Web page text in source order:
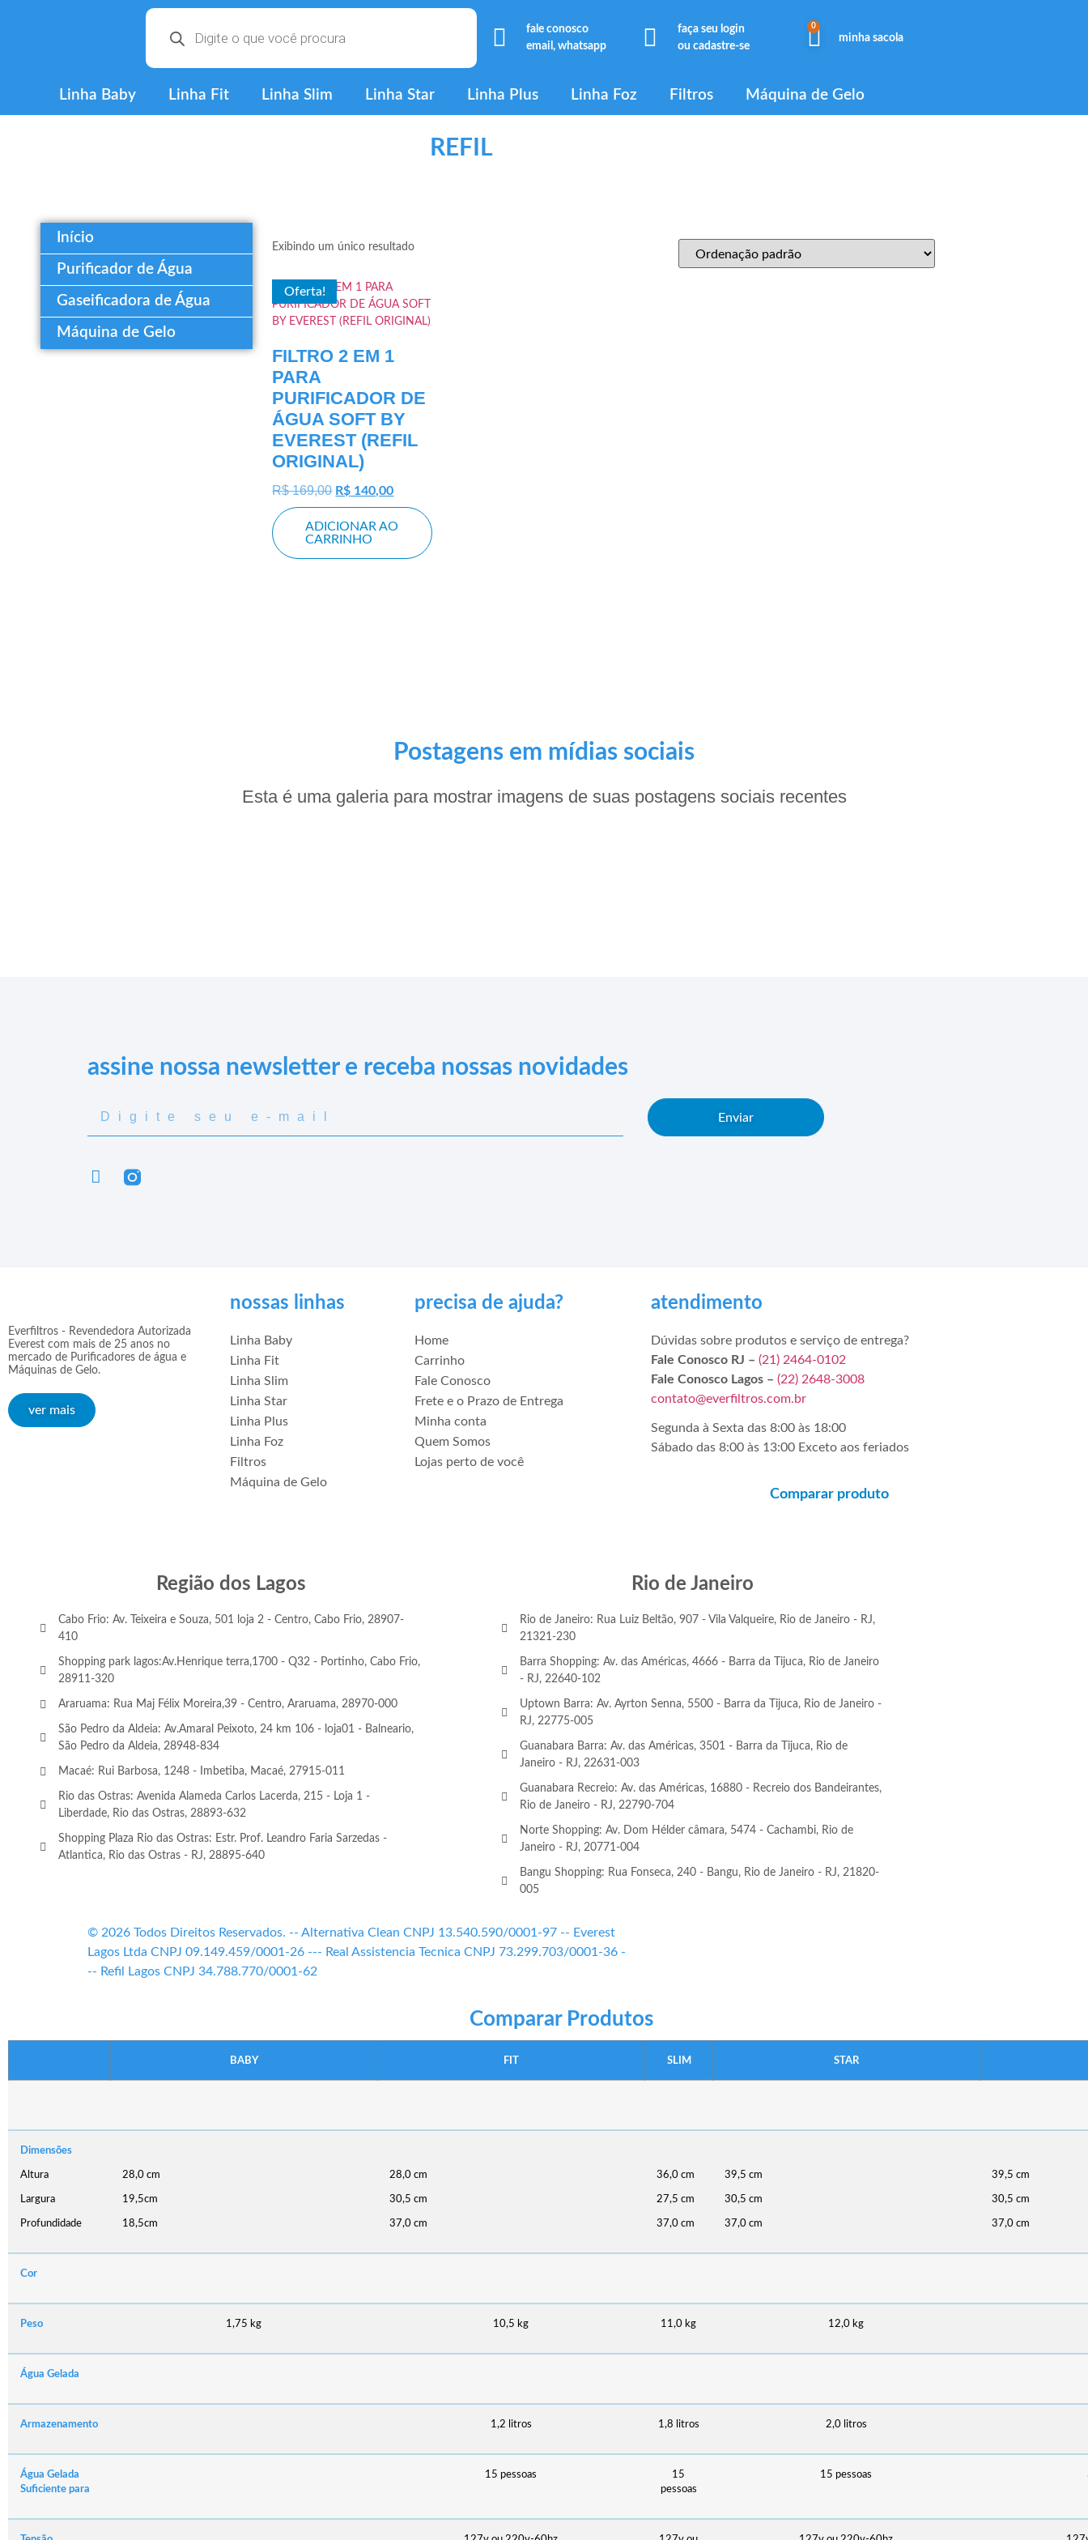
fale conosco
email, whatsapp
faça seu login
ou cadastre-se
0
minha sacola
Linha Baby Linha Fit Linha Slim Linha Star Linha Plus Linha Foz Filtros Máquina de Gelo
REFIL
Início
Purificador de Água
Gaseificadora de Água
Máquina de Gelo
Exibindo um único resultado
Oferta!
FILTRO 2 EM 1
PARA
PURIFICADOR DE
ÁGUA SOFT BY
EVEREST (REFIL
ORIGINAL)
R$169,00 R$ 140,00
ADICIONAR AO
CARRINHO
Postagens em mídias sociais
Esta é uma galeria para mostrar imagens de suas postagens sociais recentes
assine nossa newsletter e receba nossas novidades
Enviar
Everfiltros - Revendedora Autorizada
Everest com mais de 25 anos no
mercado de Purificadores de água e
Máquinas de Gelo.
ver mais
nossas linhas
Linha Baby
Linha Fit
Linha Slim
Linha Star
Linha Plus
Linha Foz
Filtros
Máquina de Gelo
precisa de ajuda?
Home
Carrinho
Fale Conosco
Frete e o Prazo de Entrega
Minha conta
Quem Somos
Lojas perto de você
atendimento
Dúvidas sobre produtos e serviço de entrega?
Fale Conosco RJ – (21) 2464-0102
Fale Conosco Lagos – (22) 2648-3008
contato@everfiltros.com.br
Segunda à Sexta das 8:00 às 18:00
Sábado das 8:00 às 13:00 Exceto aos feriados
Comparar produto
Região dos Lagos
Cabo Frio: Av. Teixeira e Souza, 501 loja 2 - Centro, Cabo Frio, 28907-
410
Shopping park lagos:Av.Henrique terra,1700 - Q32 - Portinho, Cabo Frio,
28911-320
Araruama: Rua Maj Félix Moreira,39 - Centro, Araruama, 28970-000
São Pedro da Aldeia: Av.Amaral Peixoto, 24 km 106 - loja01 - Balneario,
São Pedro da Aldeia, 28948-834
Macaé: Rui Barbosa, 1248 - Imbetiba, Macaé, 27915-011
Rio das Ostras: Avenida Alameda Carlos Lacerda, 215 - Loja 1 -
Liberdade, Rio das Ostras, 28893-632
Shopping Plaza Rio das Ostras: Estr. Prof. Leandro Faria Sarzedas -
Atlantica, Rio das Ostras - RJ, 28895-640
Rio de Janeiro
Rio de Janeiro: Rua Luiz Beltão, 907 - Vila Valqueire, Rio de Janeiro - RJ,
21321-230
Barra Shopping: Av. das Américas, 4666 - Barra da Tijuca, Rio de Janeiro
- RJ, 22640-102
Uptown Barra: Av. Ayrton Senna, 5500 - Barra da Tijuca, Rio de Janeiro -
RJ, 22775-005
Guanabara Barra: Av. das Américas, 3501 - Barra da Tijuca, Rio de
Janeiro - RJ, 22631-003
Guanabara Recreio: Av. das Américas, 16880 - Recreio dos Bandeirantes,
Rio de Janeiro - RJ, 22790-704
Norte Shopping: Av. Dom Hélder câmara, 5474 - Cachambi, Rio de
Janeiro - RJ, 20771-004
Bangu Shopping: Rua Fonseca, 240 - Bangu, Rio de Janeiro - RJ, 21820-
005
© 2026 Todos Direitos Reservados. -- Alternativa Clean CNPJ 13.540.590/0001-97 -- Everest
Lagos Ltda CNPJ 09.149.459/0001-26 --- Real Assistencia Tecnica CNPJ 73.299.703/0001-36 -
-- Refil Lagos CNPJ 34.788.770/0001-62
Comparar Produtos
BABY FIT SLIM STAR
Dimensões
Altura
Largura
Profundidade
28,0 cm
19,5cm
18,5cm
28,0 cm
30,5 cm
37,0 cm
36,0 cm
27,5 cm
37,0 cm
39,5 cm
30,5 cm
37,0 cm
39,5 cm
30,5 cm
37,0 cm
Cor
Peso 1,75 kg 10,5 kg 11,0 kg 12,0 kg
Água Gelada
Armazenamento 1,2 litros 1,8 litros 2,0 litros
Água Gelada
Suficiente para
15 pessoas
15
pessoas
15 pessoas